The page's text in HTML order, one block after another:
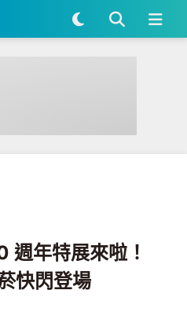
展來啦！12/15-12/17 在松菸快閃登
週年特展來啦！
快閃登場